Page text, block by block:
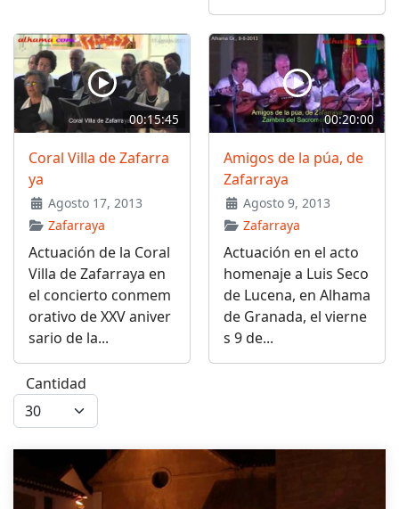
00:15:45
Coral Villa de Zafarra
ya
Agosto 17, 2013
Zafarraya
Actuación de la Coral
Villa de Zafarraya en
el concierto conmem
orativo de XXV aniver
sario de la...
00:20:00
Amigos de la púa, de
Zafarraya
Agosto 9, 2013
Zafarraya
Actuación en el acto
homenaje a Luis Seco
de Lucena, en Alhama
de Granada, el vierne
s 9 de...
Cantidad